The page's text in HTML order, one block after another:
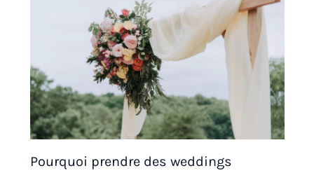
Pourquoi prendre des weddings